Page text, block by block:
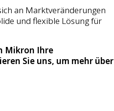
an Marktveränderungen
und flexible Lösung für
Mikron Ihre
Sie uns, um mehr über